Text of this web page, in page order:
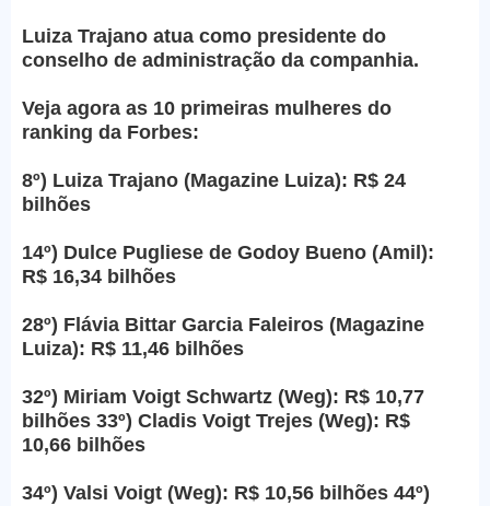
Luiza Trajano atua como presidente do
conselho de administração da companhia.
Veja agora as 10 primeiras mulheres do
ranking da Forbes:
8º) Luiza Trajano (Magazine Luiza): R$ 24
bilhões
14º) Dulce Pugliese de Godoy Bueno (Amil):
R$ 16,34 bilhões
28º) Flávia Bittar Garcia Faleiros (Magazine
Luiza): R$ 11,46 bilhões
32º) Miriam Voigt Schwartz (Weg): R$ 10,77
bilhões 33º) Cladis Voigt Trejes (Weg): R$
10,66 bilhões
34º) Valsi Voigt (Weg): R$ 10,56 bilhões 44º)